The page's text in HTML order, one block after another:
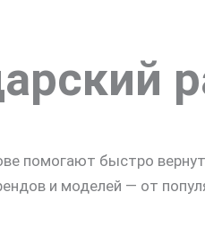
помогают быстро
и моделей — от